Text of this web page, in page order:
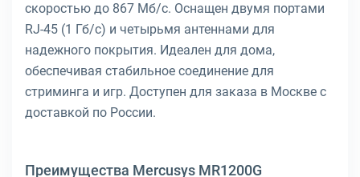
скоростью до 867 Мб/с. Оснащен двумя портами
RJ-45 (1 Гб/с) и четырьмя антеннами для
надежного покрытия. Идеален для дома,
обеспечивая стабильное соединение для
стриминга и игр. Доступен для заказа в Москве с
доставкой по России.
Преимущества Mercusys MR1200G